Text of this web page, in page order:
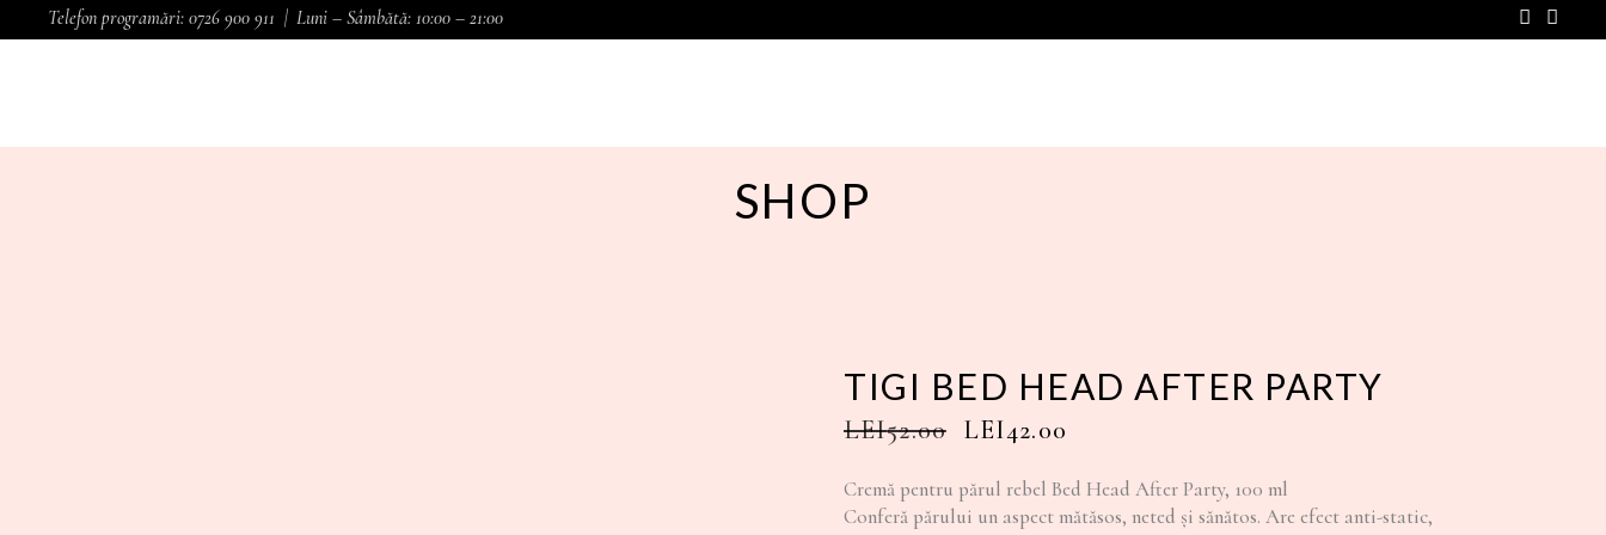
Telefon programări: 0726 900 911 | Luni – Sâmbătă: 10:00 – 21:00
SHOP
TIGI BED HEAD AFTER PARTY
LEI52.00 LEI42.00
Cremă pentru părul rebel Bed Head After Party, 100 ml
Conferă părului un aspect mătăsos, neted și sănătos. Are efect anti-static,